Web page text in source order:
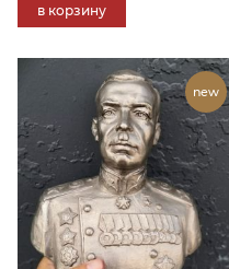
в корзину